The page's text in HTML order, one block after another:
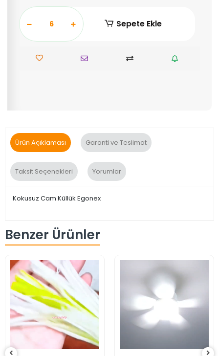
Sepete Ekle
Ürün Açıklaması Garanti ve Teslimat
Taksit Seçenekleri Yorumlar
Kokusuz Cam Küllük Egonex
Benzer Ürünler